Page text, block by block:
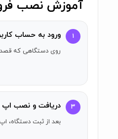
آموزش نصب
۱ ورود به حساب
روی دستگاهی که قصد
۳ دریافت و نصب اپ
بعد از ثبت دستگاه،